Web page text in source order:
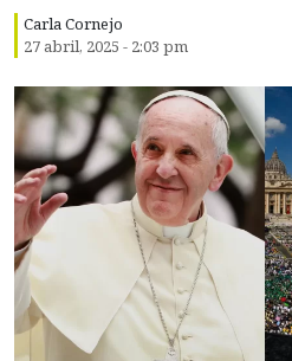
Carla Cornejo
27 abril, 2025 - 2:03 pm